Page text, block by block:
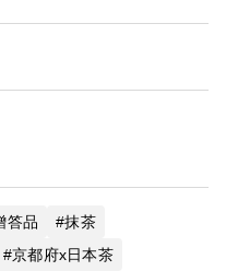
答品
抹茶
京都府x日本茶